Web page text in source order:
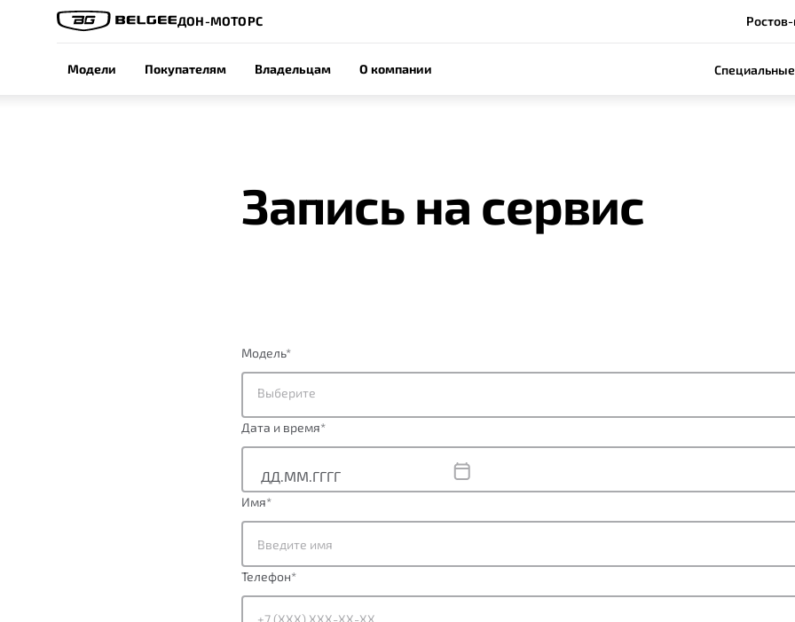
ДОН-МОТОРС
Модели Покупателям Владельцам О компании
Запись на сервис
Модель*
Выберите
Дата и время*
Имя*
Телефон*